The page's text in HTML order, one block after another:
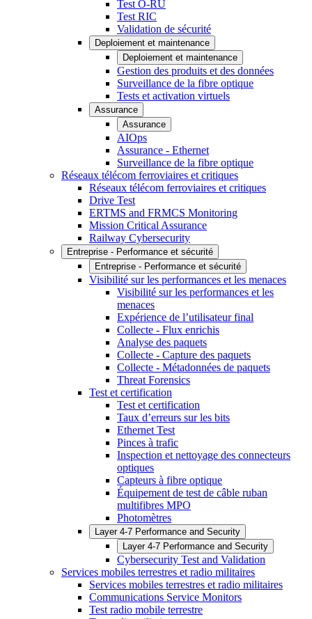
Test O-RU
Test RIC
Validation de sécurité
Deploiement et maintenance
Deploiement et maintenance
Gestion des produits et des données
Surveillance de la fibre optique
Tests et activation virtuels
Assurance
Assurance
AIOps
Assurance - Ethernet
Surveillance de la fibre optique
Réseaux télécom ferroviaires et critiques
Réseaux télécom ferroviaires et critiques
Drive Test
ERTMS and FRMCS Monitoring
Mission Critical Assurance
Railway Cybersecurity
Entreprise - Performance et sécurité
Entreprise - Performance et sécurité
Visibilité sur les performances et les menaces
Visibilité sur les performances et les
menaces
Expérience de l’utilisateur final
Collecte - Flux enrichis
Analyse des paquets
Collecte - Capture des paquets
Collecte - Métadonnées de paquets
Threat Forensics
Test et certification
Test et certification
Taux d’erreurs sur les bits
Ethernet Test
Pinces à trafic
Inspection et nettoyage des connecteurs
optiques
Capteurs à fibre optique
Équipement de test de câble ruban
multifibres MPO
Photomètres
Layer 4-7 Performance and Security
Layer 4-7 Performance and Security
Cybersecurity Test and Validation
Services mobiles terrestres et radio militaires
Services mobiles terrestres et radio militaires
Communications Service Monitors
Test radio mobile terrestre